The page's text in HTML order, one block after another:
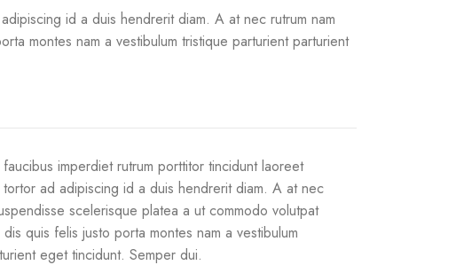
id a duis hendrerit diam. A at nec rutrum nam
montes nam a vestibulum tristique parturient parturient
imperdiet rutrum porttitor tincidunt laoreet
ad adipiscing id a duis hendrerit diam. A at nec
scelerisque platea a ut commodo volutpat
quis felis justo porta montes nam a vestibulum
eget tincidunt. Semper dui.